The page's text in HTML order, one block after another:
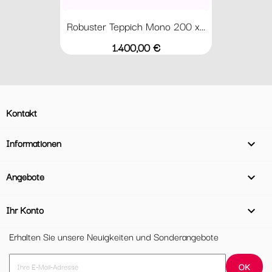
Robuster Teppich Mono 200 x...
Preis
1.400,00 €
Kontakt
Informationen 
Angebote 
Ihr Konto

Erhalten Sie unsere Neuigkeiten und Sonderangebote